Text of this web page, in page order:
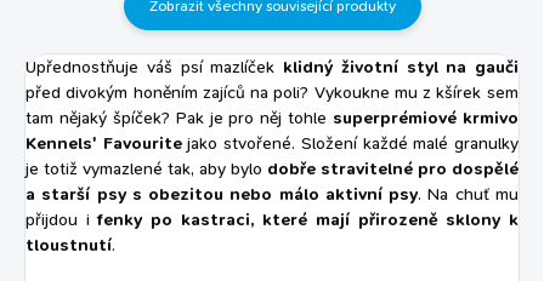
zánětlivými... obsah...
Zobrazit všechny související produkty
Upřednostňuje váš psí mazlíček klidný životní styl na gauči
před divokým honěním zajíců na poli? Vykoukne mu z kšírek sem
tam nějaký špíček? Pak je pro něj tohle superprémiové krmivo
Kennels' Favouritejako stvořené. Složení každé malé granulky
je totiž vymazlené tak, aby bylo dobře stravitelné pro dospělé
a starší psy s obezitou nebo málo aktivní psy. Na chuť mu
přijdou ifenky po kastraci, které mají přirozeně sklony k
tloustnutí.